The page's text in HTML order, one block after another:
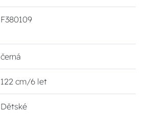
F380109
černá
122 cm/6 let
Dětské